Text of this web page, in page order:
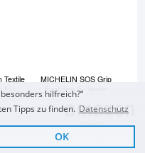
Sofort Lieferbar
Textile
1
MICHELIN SOS Grip
Evolution 5- Textile
Schneesocken
hilfreich?“
Tipps zu finden. Datenschutz
OK